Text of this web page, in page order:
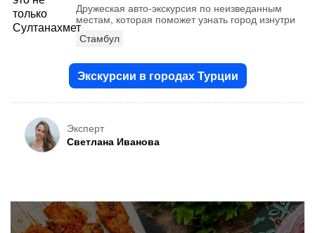
Дружеская авто-экскурсия по неизведанным
местам, которая поможет узнать город изнутри
Стамбул
Экскурсии в городах Турции
Эксперт
Светлана Иванова